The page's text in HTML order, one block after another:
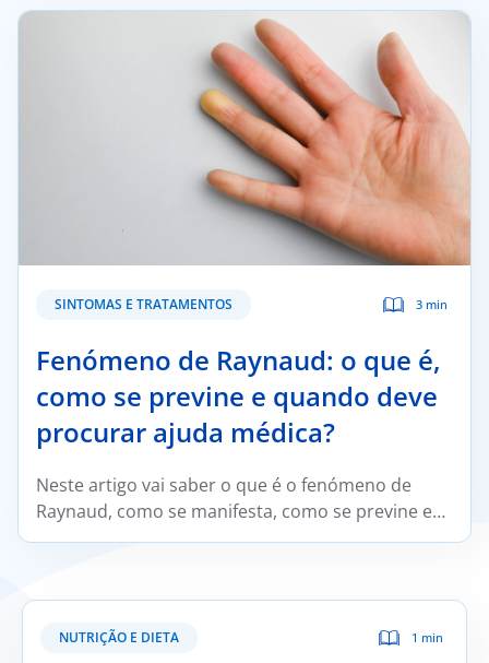
SINTOMAS E TRATAMENTOS 3 min
Fenómeno de Raynaud: o que é,
como se previne e quando deve
procurar ajuda médica?
Neste artigo vai saber o que é o fenómeno de
Raynaud, como se manifesta, como se previne e
trata e em que situações deve ser avaliado por um
NUTRIÇÃO E DIETA 1 min